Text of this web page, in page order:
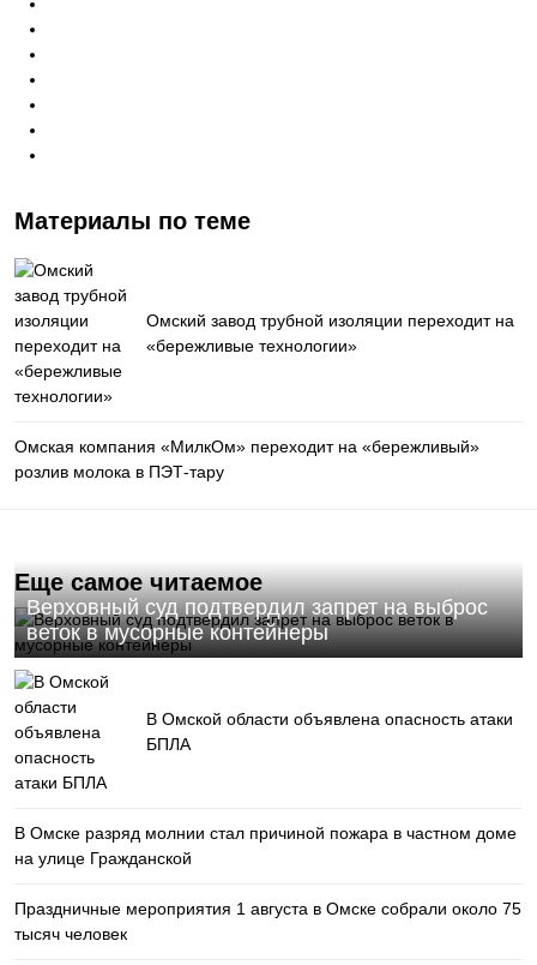
Материалы по теме
Омский завод трубной изоляции переходит на
«бережливые технологии»
Омская компания «МилкОм» переходит на «бережливый»
розлив молока в ПЭТ-тару
Еще самое читаемое
Верховный суд подтвердил запрет на выброс
веток в мусорные контейнеры
В Омской области объявлена опасность атаки
БПЛА
В Омске разряд молнии стал причиной пожара в частном доме
на улице Гражданской
Праздничные мероприятия 1 августа в Омске собрали около 75
тысяч человек